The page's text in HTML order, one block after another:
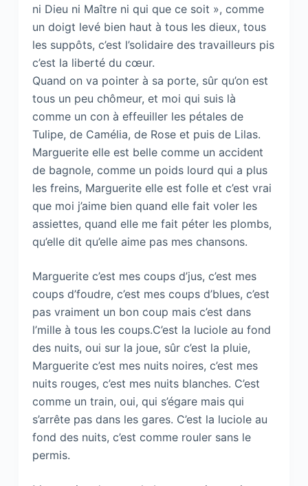
ni Dieu ni Maître ni qui que ce soit », comme
un doigt levé bien haut à tous les dieux, tous
les suppôts, c’est l’solidaire des travailleurs pis
c’est la liberté du cœur.
Quand on va pointer à sa porte, sûr qu’on est
tous un peu chômeur, et moi qui suis là
comme un con à effeuiller les pétales de
Tulipe, de Camélia, de Rose et puis de Lilas.
Marguerite elle est belle comme un accident
de bagnole, comme un poids lourd qui a plus
les freins, Marguerite elle est folle et c’est vrai
que moi j’aime bien quand elle fait voler les
assiettes, quand elle me fait péter les plombs,
qu’elle dit qu’elle aime pas mes chansons.
Marguerite c’est mes coups d’jus, c’est mes
coups d’foudre, c’est mes coups d’blues, c’est
pas vraiment un bon coup mais c’est dans
l’mille à tous les coups.C’est la luciole au fond
des nuits, oui sur la joue, sûr c’est la pluie,
Marguerite c’est mes nuits noires, c’est mes
nuits rouges, c’est mes nuits blanches. C’est
comme un train, oui, qui s’égare mais qui
s’arrête pas dans les gares. C’est la luciole au
fond des nuits, c’est comme rouler sans le
permis.